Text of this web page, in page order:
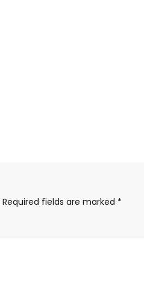
Required fields are marked *